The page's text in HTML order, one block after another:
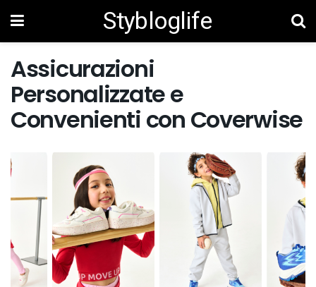
Stybloglife
Assicurazioni
Personalizzate e
Convenienti con Coverwise